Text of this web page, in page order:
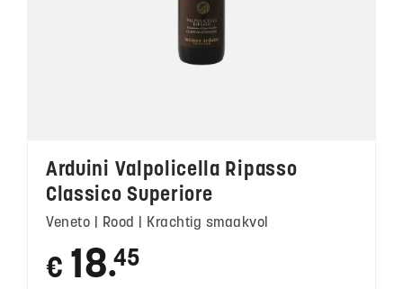
Arduini Valpolicella Ripasso
Classico Superiore
Veneto | Rood | Krachtig smaakvol
€ 18●
45